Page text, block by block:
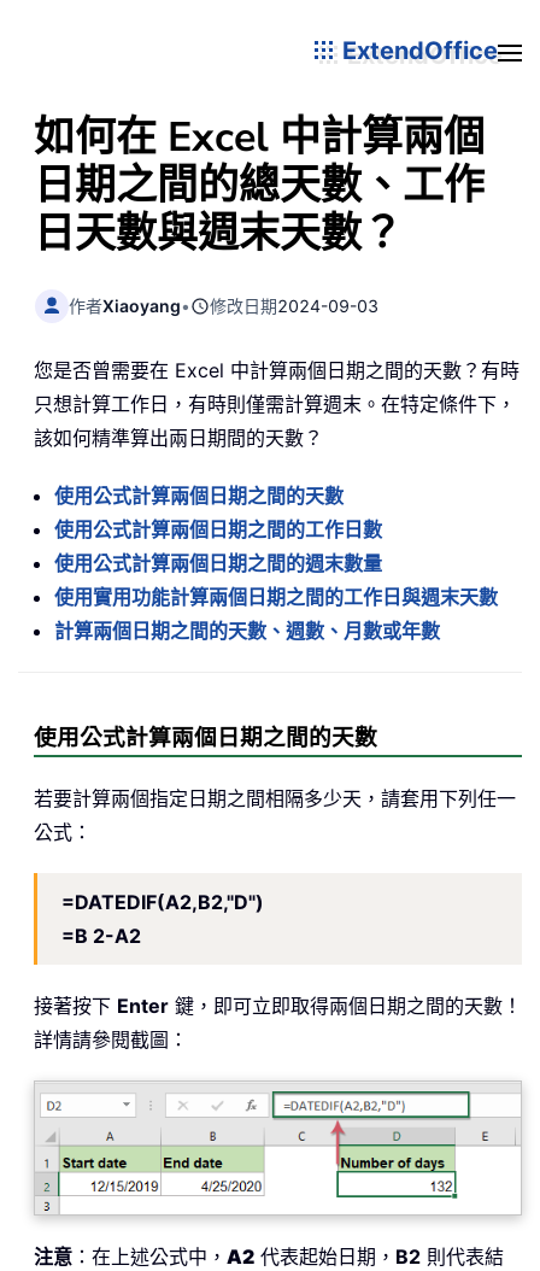
ExtendOffice
如何在 Excel 中計算兩個
日期之間的總天數、工作
日天數與週末天數？
作者Xiaoyang• 修改日期2024-09-03
您是否曾需要在 Excel 中計算兩個日期之間的天數？有時
只想計算工作日，有時則僅需計算週末。在特定條件下，
該如何精準算出兩日期間的天數？
使用公式計算兩個日期之間的天數
使用公式計算兩個日期之間的工作日數
使用公式計算兩個日期之間的週末數量
使用實用功能計算兩個日期之間的工作日與週末天數
計算兩個日期之間的天數、週數、月數或年數
使用公式計算兩個日期之間的天數
若要計算兩個指定日期之間相隔多少天，請套用下列任一
公式：
=DATEDIF(A2,B2,"D")
=B 2-A2
接著按下 Enter 鍵，即可立即取得兩個日期之間的天數！
詳情請參閱截圖：
注意 ：在上述公式中， A2 代表起始日期， B2 則代表結